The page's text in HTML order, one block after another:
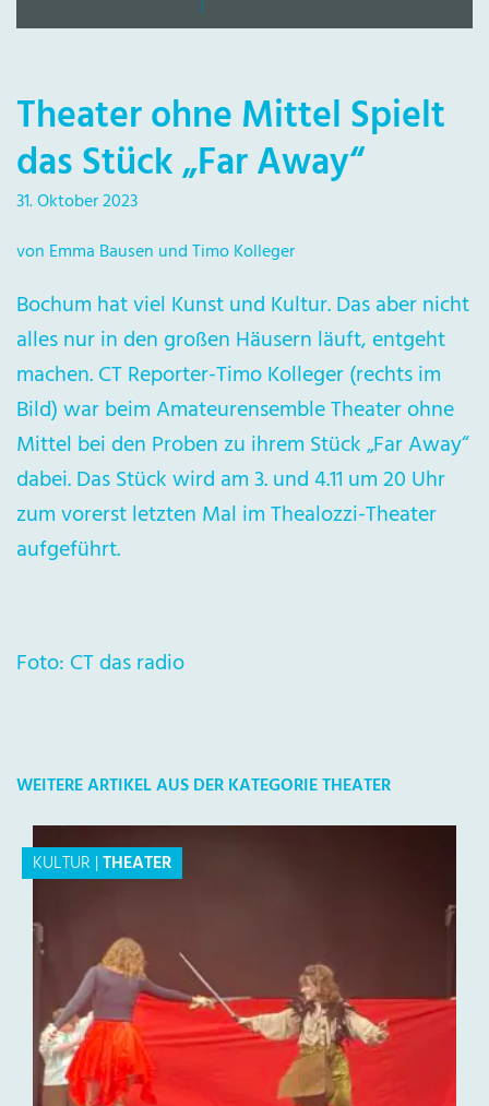
Theater ohne Mittel Spielt
das Stück „Far Away“
31. Oktober 2023
von Emma Bausen und Timo Kolleger
Bochum hat viel Kunst und Kultur. Das aber nicht
alles nur in den großen Häusern läuft, entgeht
machen. CT Reporter-Timo Kolleger (rechts im
Bild) war beim Amateurensemble Theater ohne
Mittel bei den Proben zu ihrem Stück „Far Away“
dabei. Das Stück wird am 3. und 4.11 um 20 Uhr
zum vorerst letzten Mal im Thealozzi-Theater
aufgeführt.
Foto: CT das radio
WEITERE ARTIKEL AUS DER KATEGORIE THEATER
KULTUR |THEATER